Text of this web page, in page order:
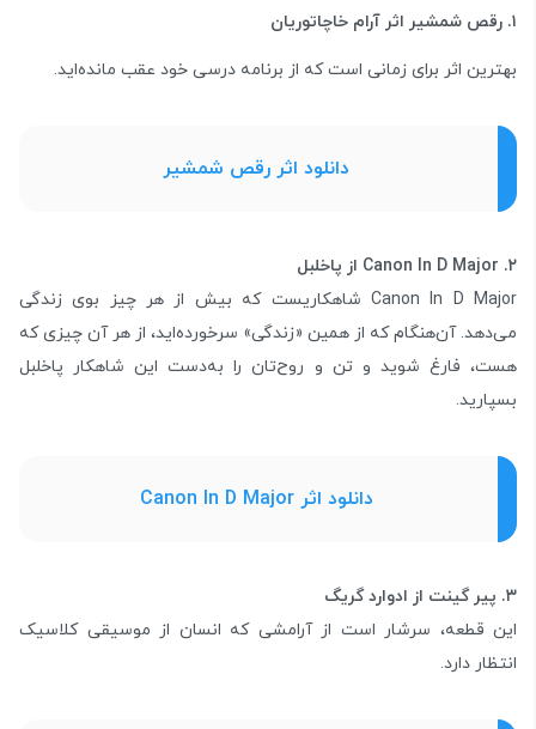
۱. رقص شمشیر اثر آرام خاچاتوریان
بهترین اثر برای زمانی است که از برنامه درسی خود عقب مانده‌اید.
دانلود اثر رقص شمشیر
۲. Canon In D Major از پاخلبل
Canon In D Major شاهکاریست که بیش از هر چیز بوی زندگی
می‌دهد. آن‌هنگام که از همین «زندگی» سرخورده‌اید، از هر آن‌ چیزی که
هست، فارغ شوید و تن‌ و روح‌تان را به‌دست این شاهکار پاخلبل
بسپارید.
دانلود اثر Canon In D Major
۳. پیر گینت از ادوارد گریگ
این قطعه، سرشار است از آرامشی که انسان از موسیقی کلاسیک
انتظار دارد.